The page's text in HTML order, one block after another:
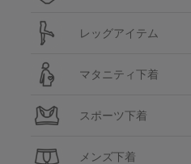
レッグアイテム
マタニティ下着
スポーツ下着
メンズ下着